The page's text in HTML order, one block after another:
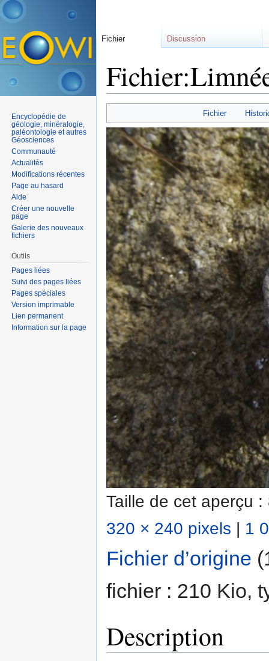
Fichier
Taille de cet aperçu :
320 × 240 pixels | 1
Fichier d’origine
fichier : 210 Kio,
Description
Fichier Discussion
Encyclopédie de
géologie, minéralogie,
paléontologie et autres
Géosciences
Communauté
Actualités
Modifications récentes
Page au hasard
Aide
Créer une nouvelle
page
Galerie des nouveaux
fichiers
Outils
Pages liées
Suivi des pages liées
Pages spéciales
Version imprimable
Lien permanent
Information sur la page